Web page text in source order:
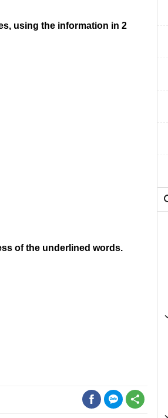
using the information in 2
ofthe underlined words.